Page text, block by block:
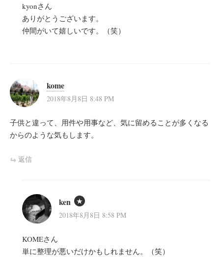
kyonさん
ありがとうございます。
仲間がいて嬉しいです。（笑）
kome
2018年8月8日 8:48 PM
子供と違って、用件や用事など、気に留めることが多くなる
からのような気もします。
返信
ken
2018年8月8日 8:58 PM
KOMEさん
単に整理が悪いだけかもしれません。（笑）